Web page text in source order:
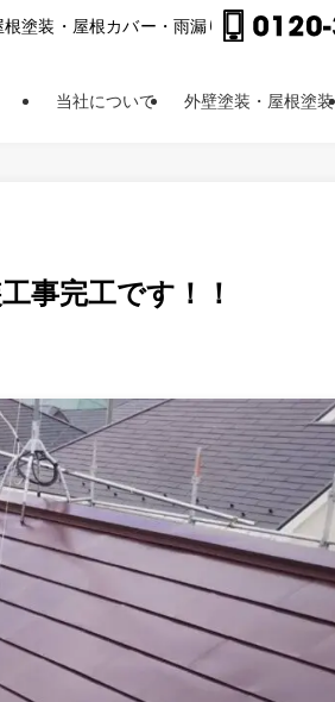
塗装・屋根カバー・⾬漏り修理他
当社について 外壁塗装・屋根塗装
事完工です！！